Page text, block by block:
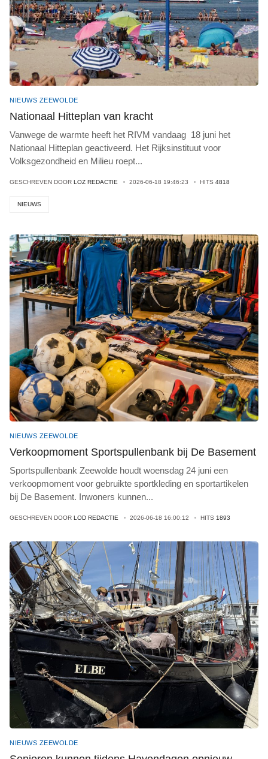
NIEUWS ZEEWOLDE
Nationaal Hitteplan van kracht
Vanwege de warmte heeft het RIVM vandaag 18 juni het
Nationaal Hitteplan geactiveerd. Het Rijksinstituut voor
Volksgezondheid en Milieu roept...
GESCHREVEN DOOR LOZ REDACTIE 2026-06-18 19:46:23 HITS 4818
NIEUWS
NIEUWS ZEEWOLDE
Verkoopmoment Sportspullenbank bij De Basement
Sportspullenbank Zeewolde houdt woensdag 24 juni een
verkoopmoment voor gebruikte sportkleding en sportartikelen
bij De Basement. Inwoners kunnen...
GESCHREVEN DOOR LOD REDACTIE 2026-06-18 16:00:12 HITS 1893
NIEUWS ZEEWOLDE